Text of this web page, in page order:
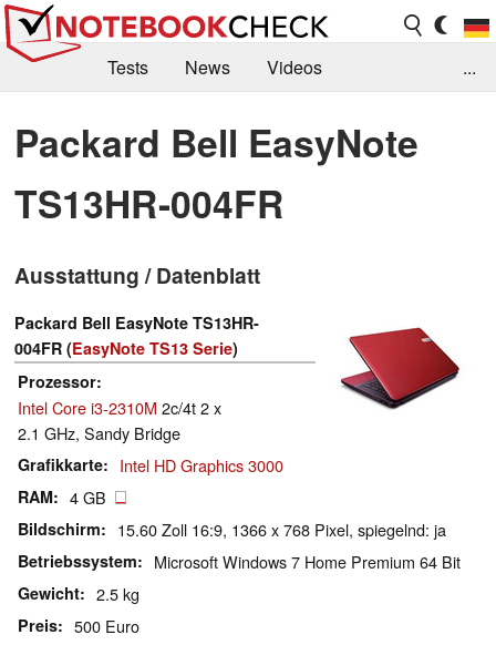
Tests News
Videos
Kaufberatung
Deals Suche
Jobs
Forum
...
Packard Bell EasyNote
TS13HR-004FR
Ausstattung / Datenblatt
Packard Bell EasyNote TS13HR-
004FR (EasyNote TS13 Serie)
Prozessor
Intel Core i3-2310M 2c/4t 2 x
2.1 GHz, Sandy Bridge
Grafikkarte Intel HD Graphics 3000
RAM 4 GB
Bildschirm 15.60 Zoll 16:9, 1366 x 768 Pixel, spiegelnd: ja
Betriebssystem Microsoft Windows 7 Home Premium 64 Bit
Gewicht 2.5 kg
Preis 500 Euro